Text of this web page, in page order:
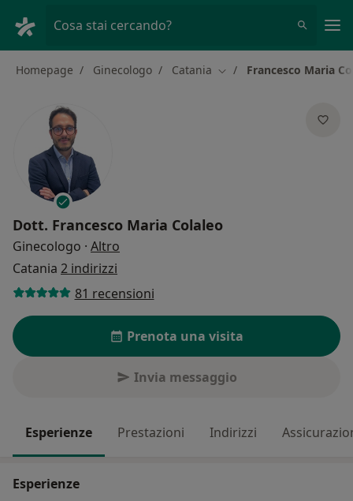
Cosa stai cercando?
Homepage Ginecologo Catania Cambia città
Francesco Maria
Dott. Francesco Maria Colaleo
Ginecologo · Altro
Catania 2 indirizzi
81 recensioni
Prenota una visita
Invia messaggio
Esperienze Prestazioni Indirizzi
Esperienze